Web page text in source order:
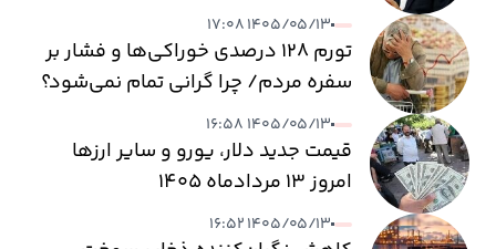
۱۴۰۵/۰۵/۱۳ ۱۷:۰۸
تورم ۱۲۸ درصدی خوراکی‌ها و فشار بر
سفره مردم/ چرا گرانی تمام نمی‌شود؟
۱۴۰۵/۰۵/۱۳ ۱۶:۵۸
قیمت جدید دلار، یورو و سایر ارزها
امروز ۱۳ مردادماه ۱۴۰۵
۱۴۰۵/۰۵/۱۳ ۱۶:۵۲